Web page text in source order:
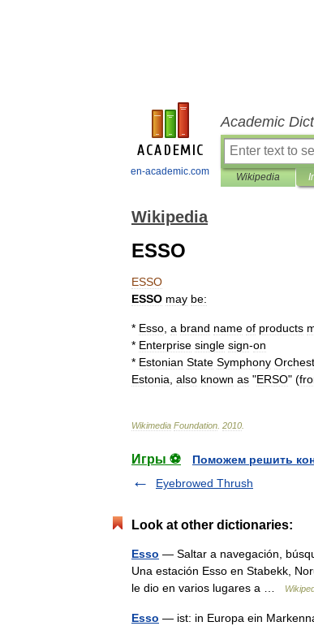
en-academic.com
Academic
Wikipedia
Wikipedia
ESSO
ESSO
ESSO may be:
* Esso a brand name of products
* Enterprise single sign-on
* Estonian State Symphony
Estonia also known as "ERSO" (
Wikimedia Foundation 2010
Игры ⚽
Поможем решить
Eyebrowed Thrush
Look at other dictionaries:
Esso — Saltar a navegación,
Una estación Esso en Stabekk,
le dio en varios lugares a …
Esso — ist: in Europa ein